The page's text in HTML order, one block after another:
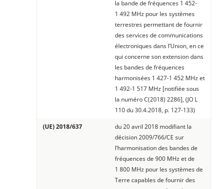
la bande de fréquences 1 452-
1 492 MHz pour les systèmes
terrestres permettant de fournir
des services de communications
électroniques dans l’Union, en ce
qui concerne son extension dans
les bandes de fréquences
harmonisées 1 427-1 452 MHz et
1 492-1 517 MHz [notifiée sous
la numéro C(2018) 2286], (JO L
110 du 30.4.2018, p. 127-133)
(UE) 2018/637
du 20 avril 2018 modifiant la
décision 2009/766/CE sur
l’harmonisation des bandes de
fréquences de 900 MHz et de
1 800 MHz pour les systèmes de
Terre capables de fournir des